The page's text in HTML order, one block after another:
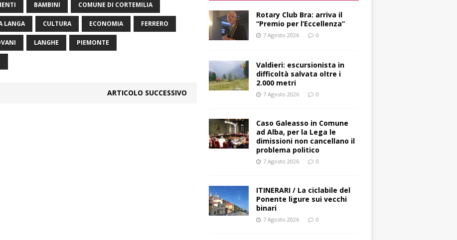
BAMBINI COMUNE DI CORTEMILIA
LANGA CULTURA ECONOMIA FERRERO
LANGHE PIEMONTE
ARTICOLO SUCCESSIVO
Rotary Club Bra: arriva il
“Premio per l’Eccellenza”
7 Agosto 2026 0
Valdieri: escursionista in
difficoltà salvata oltre i
2.000 metri
7 Agosto 2026 0
Caso Galeasso in Comune
ad Alba, per la Lega le
dimissioni non cancellano il
problema politico
7 Agosto 2026 0
ITINERARI / La ciclabile del
Ponente ligure sui vecchi
binari
7 Agosto 2026 0